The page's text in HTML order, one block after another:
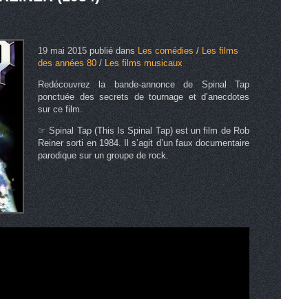
19 mai 2015 publié dansLes comédies/Les films
des années 80/ Les films musicaux
Redécouvrez la bande-annonce de Spinal Tap
ponctuée des secrets de tournage et d’anecdotes
sur ce film.
☞ Spinal Tap (This Is Spinal Tap) est un film de Rob
Reiner sorti en 1984. Il s’agit d’un faux documentaire
parodique sur un groupe de rock.